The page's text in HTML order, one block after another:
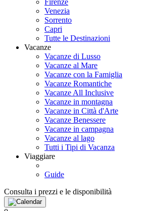
Firenze
Venezia
Sorrento
Capri
Tutte le Destinazioni
Vacanze
Vacanze di Lusso
Vacanze al Mare
Vacanze con la Famiglia
Vacanze Romantiche
Vacanze All Inclusive
Vacanze in montagna
Vacanze in Città d'Arte
Vacanze Benessere
Vacanze in campagna
Vacanze al lago
Tutti i Tipi di Vacanza
Viaggiare
Guide
Consulta i prezzi e le disponibilità